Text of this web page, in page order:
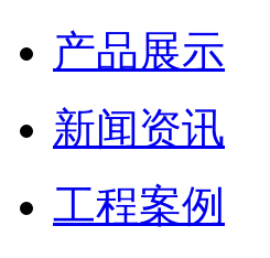
产品展示
新闻资讯
工程案例